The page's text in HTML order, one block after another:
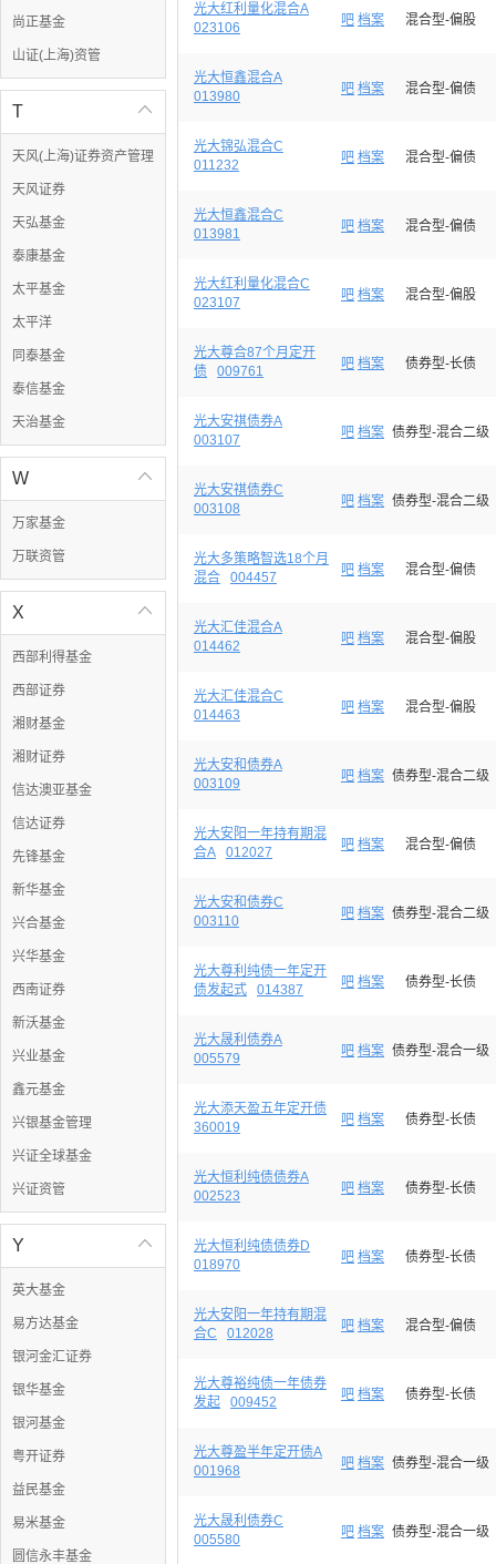
尚正基金
山证(上海)资管

T
天风(上海)证券资产管理
天风证券
天弘基金
泰康基金
太平基金
太平洋
同泰基金
泰信基金
天治基金

W
万家基金
万联资管

X
西部利得基金
西部证券
湘财基金
湘财证券
信达澳亚基金
信达证券
先锋基金
新华基金
兴合基金
兴华基金
西南证券
新沃基金
兴业基金
鑫元基金
兴银基金管理
兴证全球基金
兴证资管

Y
英大基金
易方达基金
银河金汇证券
银华基金
银河基金
粤开证券
益民基金
易米基金
圆信永丰基金
光大红利量化混合A
023106
吧 档案 混合型-偏股
光大恒鑫混合A
013980
吧 档案 混合型-偏债
光大锦弘混合C
011232
吧 档案 混合型-偏债
光大恒鑫混合C
013981
吧 档案 混合型-偏债
光大红利量化混合C
023107
吧 档案 混合型-偏股
光大尊合87个月定开
债
009761 吧 档案 债券型-长债
光大安祺债券A
003107
吧 档案 债券型-混合二级
光大安祺债券C
003108
吧 档案 债券型-混合二级
光大多策略智选18个月
混合
004457 吧 档案 混合型-偏债
光大汇佳混合A
014462
吧 档案 混合型-偏股
光大汇佳混合C
014463
吧 档案 混合型-偏股
光大安和债券A
003109
吧 档案 债券型-混合二级
光大安阳一年持有期混
合A
012027 吧 档案 混合型-偏债
光大安和债券C
003110
吧 档案 债券型-混合二级
光大尊利纯债一年定开
债发起式
014387 吧 档案 债券型-长债
光大晟利债券A
005579
吧 档案 债券型-混合一级
光大添天盈五年定开债
360019
吧 档案 债券型-长债
光大恒利纯债债券A
002523
吧 档案 债券型-长债
光大恒利纯债债券D
018970
吧 档案 债券型-长债
光大安阳一年持有期混
合C
012028 吧 档案 混合型-偏债
光大尊裕纯债一年债券
发起
009452 吧 档案 债券型-长债
光大尊盈半年定开债A
001968
吧 档案 债券型-混合一级
光大晟利债券C
005580
吧 档案 债券型-混合一级